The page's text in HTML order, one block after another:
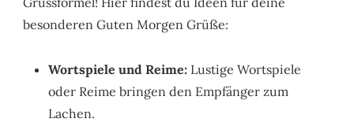
besonderen Guten Morgen Grüße:
Wortspiele und Reime: Lustige Wortspiele
oder Reime bringen den Empfänger zum
Lachen.